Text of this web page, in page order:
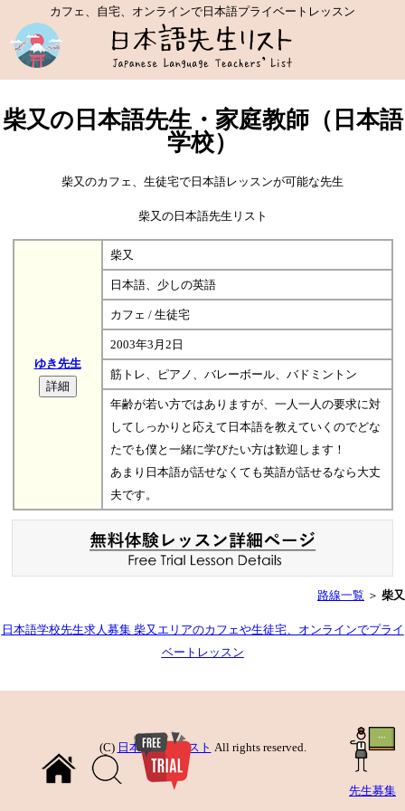
先生募集
カフェ、自宅、オンラインで日本語プライベートレッスン
柴又の日本語先生・家庭教師（日本語
学校）
柴又のカフェ、生徒宅で日本語レッスンが可能な先生
柴又の日本語先生リスト
ゆき先生
柴又
日本語、少しの英語
カフェ / 生徒宅
2003年3月2日
筋トレ、ピアノ、バレーボール、バドミントン
年齢が若い方ではありますが、一人一人の要求に対
してしっかりと応えて日本語を教えていくのでどな
たでも僕と一緒に学びたい方は歓迎します！
あまり日本語が話せなくても英語が話せるなら大丈
夫です。
路線一覧 ＞ 柴又
日本語学校先生求人募集 柴又エリアのカフェや生徒宅、オンラインでプライ
ベートレッスン
(C) 日本語先生リスト All rights reserved.